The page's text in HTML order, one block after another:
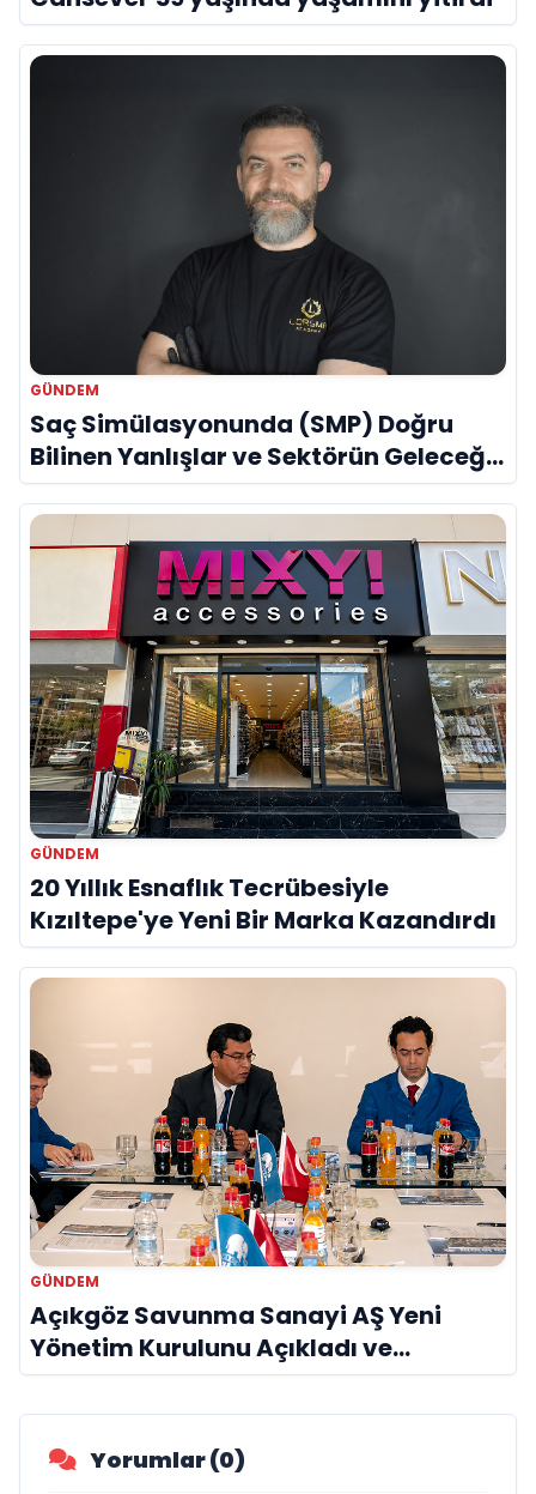
GÜNDEM
Saç Simülasyonunda (SMP) Doğru
Bilinen Yanlışlar ve Sektörün Geleceği:
Onur Akdeniz ile Özel Röportaj
GÜNDEM
20 Yıllık Esnaflık Tecrübesiyle
Kızıltepe'ye Yeni Bir Marka Kazandırdı
GÜNDEM
Açıkgöz Savunma Sanayi AŞ Yeni
Yönetim Kurulunu Açıkladı ve
Savunma Sanayinde Küresel Vizyon
Vurgusu
Yorumlar (0)